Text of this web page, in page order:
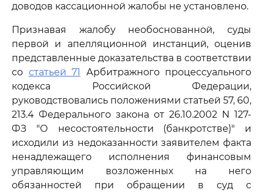
доводов кассационной жалобы не установлено.
Признавая жалобу необоснованной, суды
первой и апелляционной инстанций, оценив
представленные доказательства в соответствии
со статьей 71
Арбитражного процессуального
кодекса Российской Федерации,
руководствовались положениями статьей 57, 60,
213.4 Федерального закона от 26.10.2002 N 127-
ФЗ "О несостоятельности (банкротстве)" и
исходили из недоказанности заявителем факта
ненадлежащего исполнения финансовым
управляющим возложенных на него
обязанностей при обращении в суд с